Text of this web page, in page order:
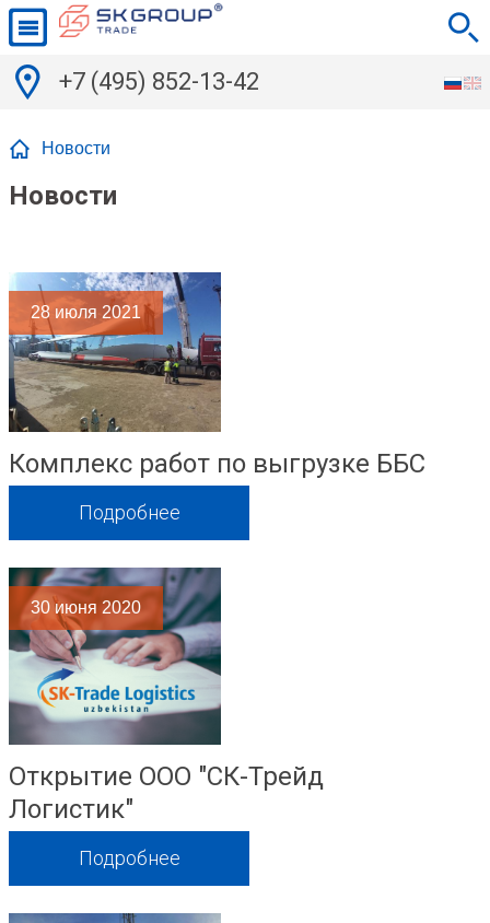
+7 (495) 852-13-42
Новости
Новости
28 июля 2021
Комплекс работ по выгрузке ББС
Подробнее
30 июня 2020
Открытие ООО "СК-Трейд
Логистик"
Подробнее